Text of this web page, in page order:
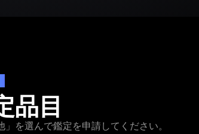
品目
を選んで鑑定を申請してください。